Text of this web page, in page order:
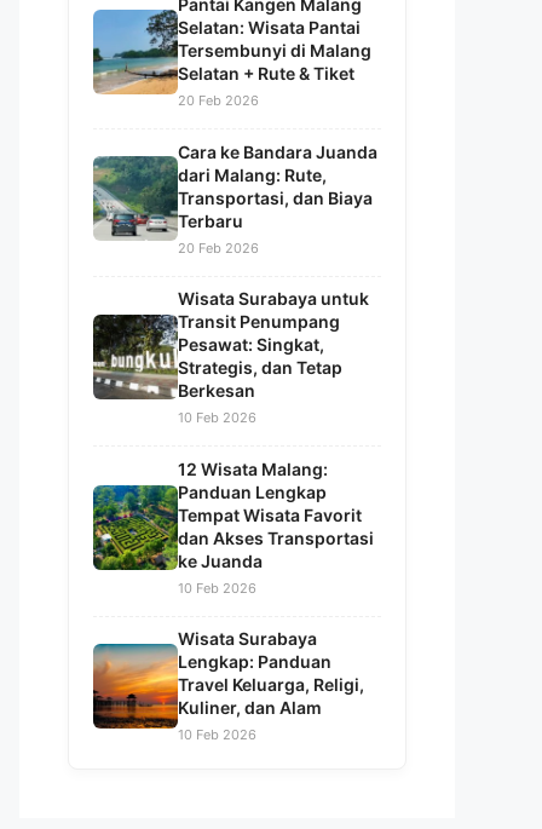
Pantai Kangen Malang
Selatan: Wisata Pantai
Tersembunyi di Malang
Selatan + Rute & Tiket
20 Feb 2026
Cara ke Bandara Juanda
dari Malang: Rute,
Transportasi, dan Biaya
Terbaru
20 Feb 2026
Wisata Surabaya untuk
Transit Penumpang
Pesawat: Singkat,
Strategis, dan Tetap
Berkesan
10 Feb 2026
12 Wisata Malang:
Panduan Lengkap
Tempat Wisata Favorit
dan Akses Transportasi
ke Juanda
10 Feb 2026
Wisata Surabaya
Lengkap: Panduan
Travel Keluarga, Religi,
Kuliner, dan Alam
10 Feb 2026